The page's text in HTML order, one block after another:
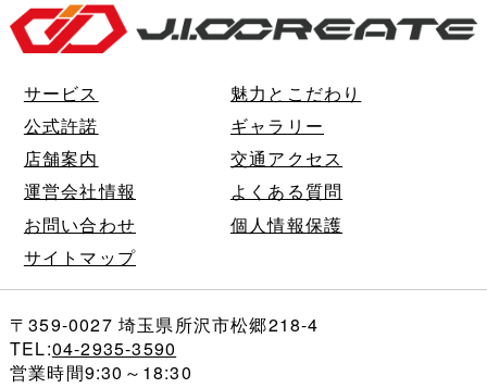
サービス
魅力とこだわり
公式許諾
ギャラリー
店舗案内
交通アクセス
運営会社情報
よくある質問
お問い合わせ
個人情報保護
サイトマップ
〒359-0027 埼玉県所沢市松郷218-4
TEL:04-2935-3590
営業時間9:30～18:30